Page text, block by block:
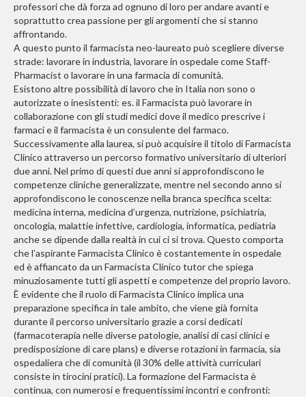
professori che dà forza ad ognuno di loro per andare avanti e
soprattutto crea passione per gli argomenti che si stanno
affrontando.
A questo punto il farmacista neo-laureato può scegliere diverse
strade: lavorare in industria, lavorare in ospedale come Staff-
Pharmacist o lavorare in una farmacia di comunità.
Esistono altre possibilità di lavoro che in Italia non sono o
autorizzate o inesistenti: es. il Farmacista può lavorare in
collaborazione con gli studi medici dove il medico prescrive i
farmaci e il farmacista è un consulente del farmaco.
Successivamente alla laurea, si può acquisire il titolo di Farmacista
Clinico attraverso un percorso formativo universitario di ulteriori
due anni. Nel primo di questi due anni si approfondiscono le
competenze cliniche generalizzate, mentre nel secondo anno si
approfondiscono le conoscenze nella branca specifica scelta:
medicina interna, medicina d’urgenza, nutrizione, psichiatria,
oncologia, malattie infettive, cardiologia, informatica, pediatria
anche se dipende dalla realtà in cui ci si trova. Questo comporta
che l’aspirante Farmacista Clinico è costantemente in ospedale
ed è affiancato da un Farmacista Clinico tutor che spiega
minuziosamente tutti gli aspetti e competenze del proprio lavoro.
È evidente che il ruolo di Farmacista Clinico implica una
preparazione specifica in tale ambito, che viene già fornita
durante il percorso universitario grazie a corsi dedicati
(farmacoterapia nelle diverse patologie, analisi di casi clinici e
predisposizione di care plans) e diverse rotazioni in farmacia, sia
ospedaliera che di comunità (il 30% delle attività curriculari
consiste in tirocini pratici). La formazione del Farmacista è
continua, con numerosi e frequentissimi incontri e confronti: